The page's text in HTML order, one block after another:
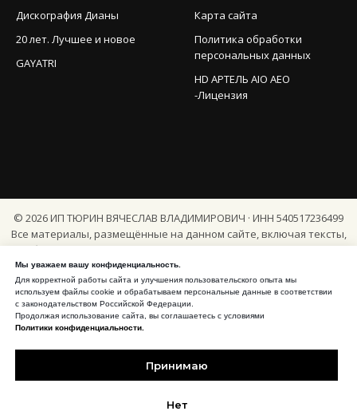
Мы уважаем вашу конфиденциальность.
Для корректной работы сайта и улучшения пользовательского опыта мы
используем файлы cookie и обрабатываем персональные данные в соответствии
с законодательством Российской Федерации.
Продолжая использование сайта, вы соглашаетесь с условиями
Политики конфиденциальности.
Принимаю
Нет
Дискография Дианы
20 лет. Лучшее и новое
GAYATRI
Карта сайта
Политика обработки
персональных данных
HD АРТЕЛЬ AIO AEO
-Лицензия
© 2026ИП ТЮРИН ВЯЧЕСЛАВ ВЛАДИМИРОВИЧ · ИНН 540517236499
Все материалы, размещённые на данном сайте, включая тексты,
изображения, фото, видео, аудио, элементы дизайна, структуру
сайта и программный код, являются объектами авторского права и
иных исключительных прав и принадлежат их законным
правообладателям, если прямо не указано иное.
Любое копирование, распространение, публикация, переработка,
индексация с воспроизведением существенных частей контента
или иное использование материалов сайта полностью или частично
правообладателя.